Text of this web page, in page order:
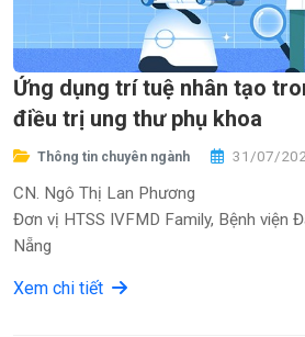
Ứng dụng trí tuệ nhân tạo
điều trị ung thư phụ khoa
Thông tin chuyên ngành 31/07/
CN. Ngô Thị Lan Phương
Đơn vị HTSS IVFMD Family, Bệnh viện
Nẵng
Xem chi tiết